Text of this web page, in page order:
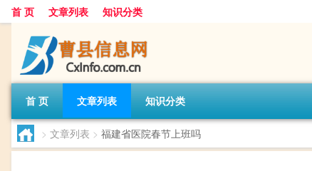
首 页 文章列表 知识分类
首 页 文章列表 知识分类
> 文章列表 > 福建省医院春节上班吗